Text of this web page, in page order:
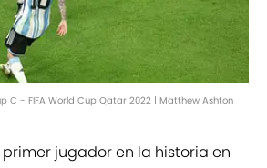
C - FIFA World Cup Qatar 2022 | Matthew Ashton
primer jugador en la historia en